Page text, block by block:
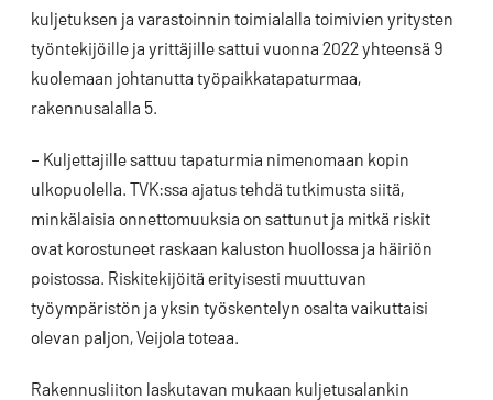
kuljetuksen ja varastoinnin toimialalla toimivien yritysten
työntekijöille ja yrittäjille sattui vuonna 2022 yhteensä 9
kuolemaan johtanutta työpaikkatapaturmaa,
rakennusalalla 5.
– Kuljettajille sattuu tapaturmia nimenomaan kopin
ulkopuolella. TVK:ssa ajatus tehdä tutkimusta siitä,
minkälaisia onnettomuuksia on sattunut ja mitkä riskit
ovat korostuneet raskaan kaluston huollossa ja häiriön
poistossa. Riskitekijöitä erityisesti muuttuvan
työympäristön ja yksin työskentelyn osalta vaikuttaisi
olevan paljon, Veijola toteaa.
Rakennusliiton laskutavan mukaan kuljetusalankin